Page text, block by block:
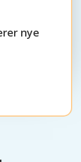
nye